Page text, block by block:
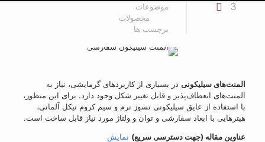
3
موضوعات
محصولات
برچسب ها
المنت‌های سیلیکونی در بسیاری از کاربردهای گرمایشی، نیاز به
المنت‌های انعطاف‌پذیر و قابل تغییر شکل وجود دارد. برای این منظور،
با استفاده از عایق سیلیکونی نسوز نرم و سیم کروم نیکل آلمانی،
هیترهایی با ابعاد سفارشی و توان و ولتاژ مورد نیاز قابل ساخت است.
عناوین مقاله (جهت دسترسی سریع) نمایش